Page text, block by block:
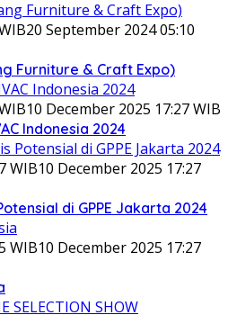
20 September 2024 05:10
Furniture & Craft Expo)
10 December 2025 17:27 WIB
Indonesia 2024
WIB10 December 2025 17:27
di GPPE Jakarta 2024
WIB10 December 2025 17:27